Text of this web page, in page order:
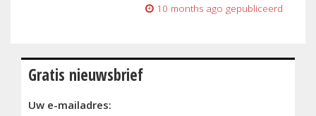
10 months ago gepubliceerd
Gratis nieuwsbrief
Uw e-mailadres: